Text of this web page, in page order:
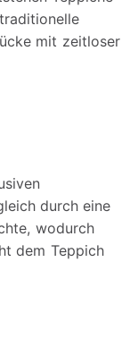
mit zeitloser
durch eine
wodurch
dem Teppich